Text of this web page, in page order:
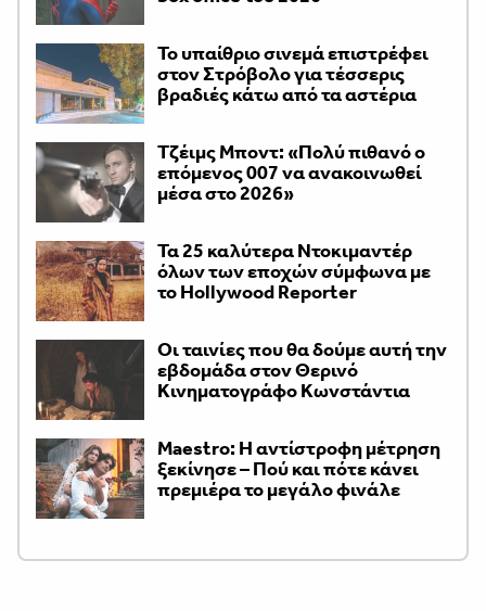
Το υπαίθριο σινεμά επιστρέφει
στον Στρόβολο για τέσσερις
βραδιές κάτω από τα αστέρια
Τζέιμς Μποντ: «Πολύ πιθανό ο
επόμενος 007 να ανακοινωθεί
μέσα στο 2026»
Τα 25 καλύτερα Ντοκιμαντέρ
όλων των εποχών σύμφωνα με
το Hollywood Reporter
Οι ταινίες που θα δούμε αυτή την
εβδομάδα στον Θερινό
Κινηματογράφο Κωνστάντια
Maestro: Η αντίστροφη μέτρηση
ξεκίνησε – Πού και πότε κάνει
πρεμιέρα το μεγάλο φινάλε